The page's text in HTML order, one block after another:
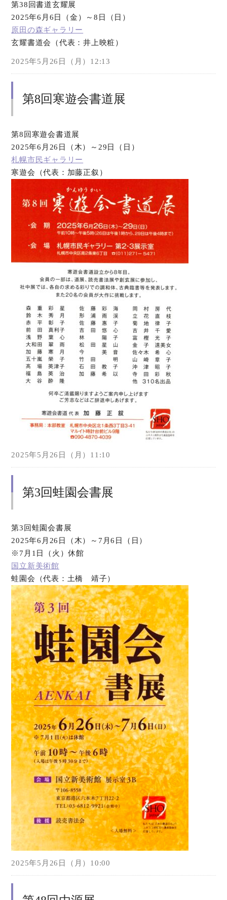
第38回書道玄耀展
2025年6月6日（金）～8日（日）
原田の森ギャラリー
玄耀書道会（代表：井上映粧）
2025年5月26日（月）12:13
第8回寒遊会書道展
第8回寒遊会書道展
2025年6月26日（木）～29日（日）
札幌市民ギャラリー
寒遊会（代表：加藤正叙）
2025年5月26日（月）11:10
第3回蛙園会書展
第3回蛙園会書展
2025年6月26日（木）～7月6日（日）
※7月1日（火）休館
国立新美術館
蛙園会（代表：土橋 靖子）
2025年5月26日（月）10:00